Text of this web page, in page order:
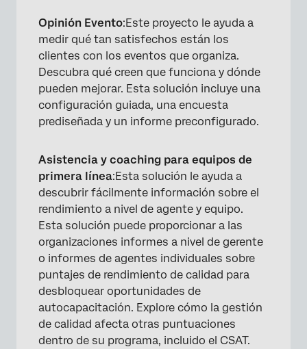
Opinión Evento:Este proyecto le ayuda a
medir qué tan satisfechos están los
clientes con los eventos que organiza.
Descubra qué creen que funciona y dónde
pueden mejorar. Esta solución incluye una
configuración guiada, una encuesta
prediseñada y un informe preconfigurado.
Asistencia y coaching para equipos de
primera línea:Esta solución le ayuda a
descubrir fácilmente información sobre el
rendimiento a nivel de agente y equipo.
Esta solución puede proporcionar a las
organizaciones informes a nivel de gerente
o informes de agentes individuales sobre
puntajes de rendimiento de calidad para
desbloquear oportunidades de
autocapacitación. Explore cómo la gestión
de calidad afecta otras puntuaciones
dentro de su programa, incluido el CSAT.